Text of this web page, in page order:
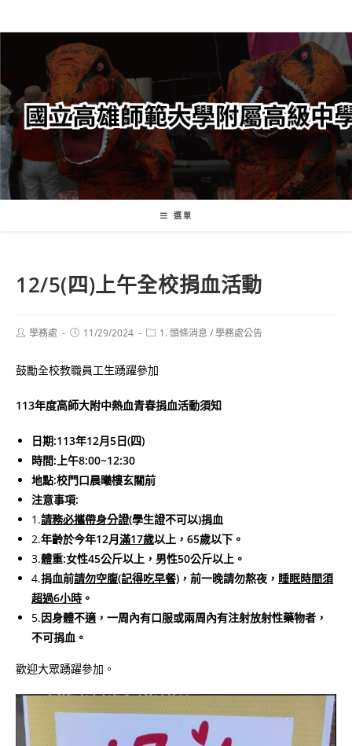
轉
要
內
容
選單
12/5(四)上午全校捐血活動
Post學務處
Post11/29/2024
Post1. 頭條消息 /學務處公告
鼓勵全校教職員工生踴躍參加
113年度高師大附中熱血青春捐血活動須知
日期:113年12月5日(四)
時間:上午8:00~12:30
地點:校門口晨曦樓玄關前
注意事項:
1.請務必攜帶身分證(學生證不可以)捐血
2.年齡於今年12月滿17歲以上，65歲以下。
3.體重:女性45公斤以上，男性50公斤以上。
4.捐血前請勿空腹(記得吃早餐) ，前一晚請勿熬夜， 睡眠時間須
超過6小時 。
5.因身體不適，一周內有口服或兩周內有注射放射性藥物者，
不可捐血。
歡迎大眾踴躍參加。